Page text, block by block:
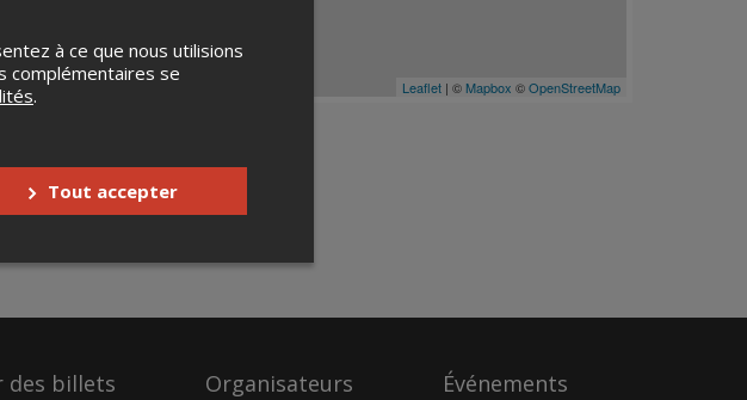
Leaflet | © Mapbox ©OpenStreetMap
des billets Organisateurs Événements
à ce que nous utilisions
complémentaires se
.
Tout accepter